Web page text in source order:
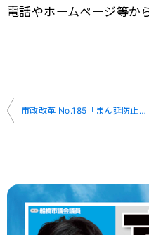
電話やホームページ等か
投
ゲ
市政改革 No.185「まん延防止等重点措置の適用」